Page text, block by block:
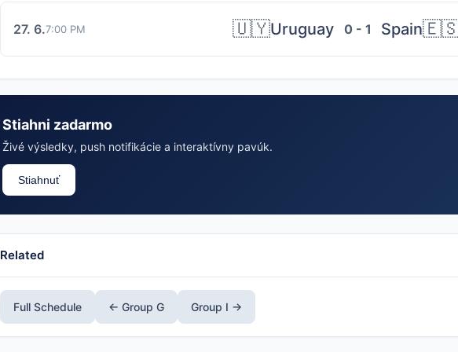
27. 6.7:00 PM 🇺🇾Uruguay 0 - 1 Spain
Stiahni zadarmo
Živé výsledky, push notifikácie a interaktívny pavúk.
Stiahnuť
Related
Full Schedule ← Group G Group I →